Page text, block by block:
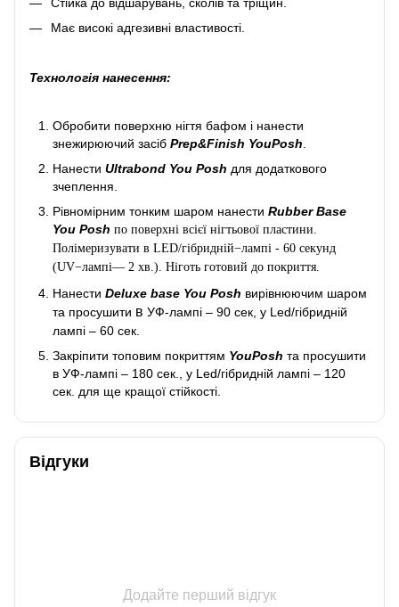
Має високі адгезивні властивості.
Технологія нанесення:
Обробити поверхню нігтя бафом і нанести
знежирюючий засіб Prep&Finish YouPosh
Нанести Ultrabond You Posh для додаткового
зчеплення.
Рівномірним тонким шаром нанести Rubber Base
You Posh по поверхні всієї нігтьової пластини.
Полімеризувати в LED/гібридній−лампі - 60 секунд
(UV−лампі— 2 хв.). Ніготь готовий до покриття.
Нанести Deluxe base You Posh вирівнюючим шаром
та просушити в УФ-лампі – 90 сек, у Led/гібридній
лампі – 60 сек.
Закріпити топовим покриттям YouPosh та просушити
в УФ-лампі – 180 сек., у Led/гібридній лампі – 120
сек. для ще кращої стійкості.
Відгуки
Додайте перший відгук